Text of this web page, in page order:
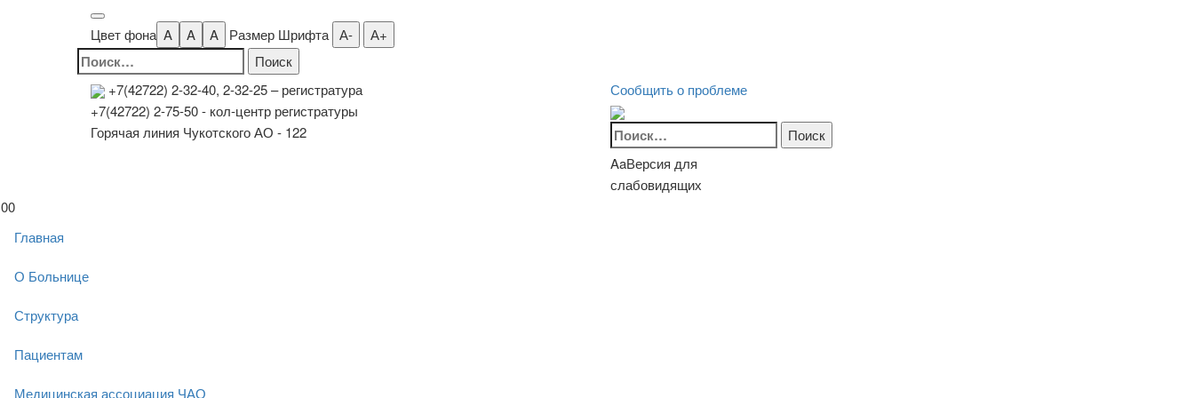
Цвет фона A A A Размер Шрифта А- А+
Найти:
+7(42722) 2-32-40, 2-32-25– регистратура
+7(42722) 2-75-50 - кол-центр регистратуры
Горячая линия Чукотского АО - 122
Сообщить о проблеме
Найти:
AaВерсия для
слабовидящих
00
Главная
О Больнице
Структура
Пациентам
Медицинская ассоциация ЧАО